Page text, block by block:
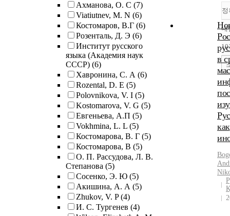
Ахманова, О. С (7)
Viatiutnev, M. N (6)
Костомаров, В.Г (6)
Розенталь, Д. Э (6)
Институт русского
языка (Академия наук
СССР) (6)
Хавронина, С. А (6)
Rozental, D. E (5)
Polovnikova, V. I (5)
Kostomarova, V. G (5)
Евгеньева, А.П (5)
Vokhmina, L. L (5)
Костомарова, В. Г (5)
Костомарова, В (5)
О. П. Рассудова, Л. В.
Степанова (5)
Сосенко, Э. Ю (5)
Акишина, А. А (5)
Zhukov, V. P(4)
И. С. Тургенев (4)
내
10
в
как